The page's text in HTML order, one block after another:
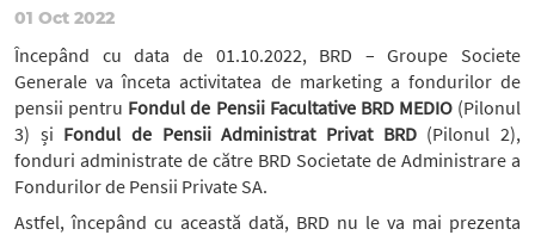
01 Oct 2022
Începând cu data de 01.10.2022, BRD – Groupe Societe
Generale va înceta activitatea de marketing a fondurilor de
pensii pentru Fondul de Pensii Facultative BRD MEDIO(Pilonul
3) și Fondul de Pensii Administrat Privat BRD(Pilonul 2),
fonduri administrate de către BRD Societate de Administrare a
Fondurilor de Pensii Private SA.
Astfel, începând cu această dată, BRD nu le va mai prezenta